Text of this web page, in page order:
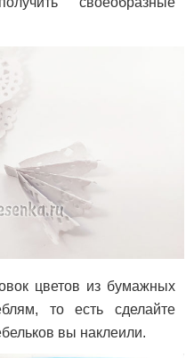
цветов из бумажных
то есть сделайте
вы наклеили.